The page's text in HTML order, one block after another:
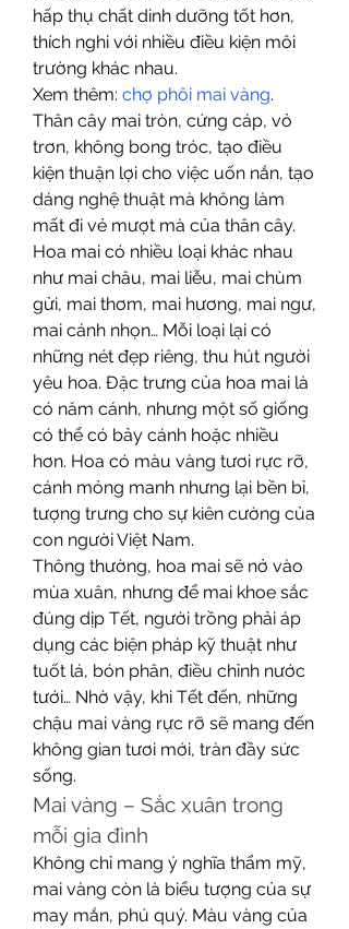
hấp thụ chất dinh dưỡng tốt hơn,
thích nghi với nhiều điều kiện môi
trường khác nhau.
Xem thêm: chợ phôi mai vàng.
Thân cây mai tròn, cứng cáp, vỏ
trơn, không bong tróc, tạo điều
kiện thuận lợi cho việc uốn nắn, tạo
dáng nghệ thuật mà không làm
mất đi vẻ mượt mà của thân cây.
Hoa mai có nhiều loại khác nhau
như mai châu, mai liễu, mai chùm
gửi, mai thơm, mai hương, mai ngư,
mai cánh nhọn… Mỗi loại lại có
những nét đẹp riêng, thu hút người
yêu hoa. Đặc trưng của hoa mai là
có năm cánh, nhưng một số giống
có thể có bảy cánh hoặc nhiều
hơn. Hoa có màu vàng tươi rực rỡ,
cánh mỏng manh nhưng lại bền bỉ,
tượng trưng cho sự kiên cường của
con người Việt Nam.
Thông thường, hoa mai sẽ nở vào
mùa xuân, nhưng để mai khoe sắc
đúng dịp Tết, người trồng phải áp
dụng các biện pháp kỹ thuật như
tuốt lá, bón phân, điều chỉnh nước
tưới… Nhờ vậy, khi Tết đến, những
chậu mai vàng rực rỡ sẽ mang đến
không gian tươi mới, tràn đầy sức
sống.
Mai vàng – Sắc xuân trong
mỗi gia đình
Không chỉ mang ý nghĩa thẩm mỹ,
mai vàng còn là biểu tượng của sự
may mắn, phú quý. Màu vàng của